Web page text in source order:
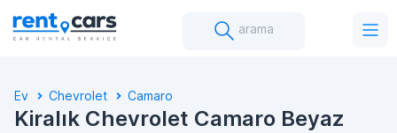
arama
Ev Chevrolet Camaro
Kiralık Chevrolet Camaro Beyaz